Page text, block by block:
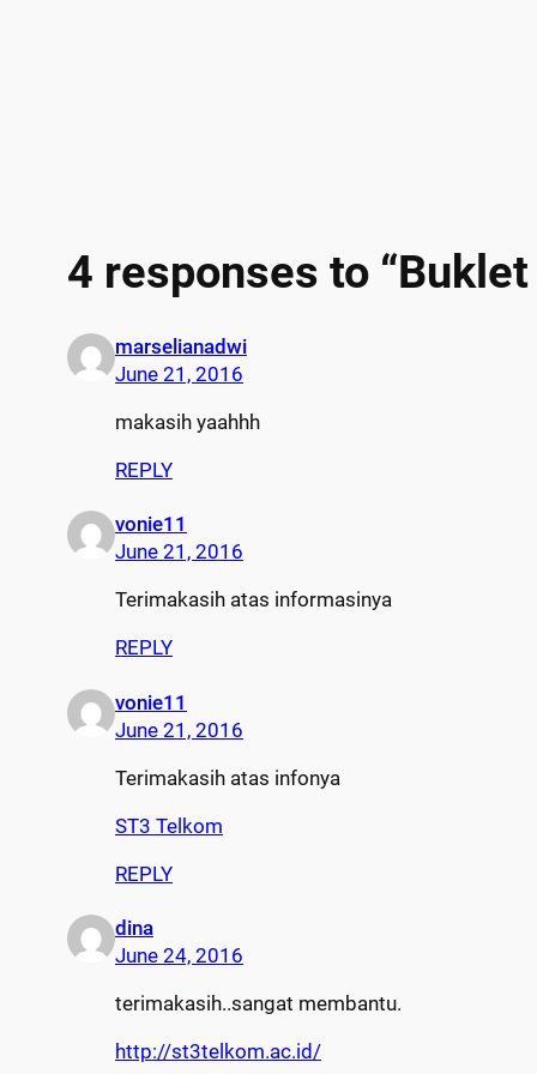
4 responses to
marselianadwi
June 21, 2016
makasih yaahhh
REPLY
vonie11
June 21, 2016
Terimakasih atas informasinya
REPLY
vonie11
June 21, 2016
Terimakasih atas infonya
ST3 Telkom
REPLY
dina
June 24, 2016
terimakasih..sangat membantu.
http://st3telkom.ac.id/